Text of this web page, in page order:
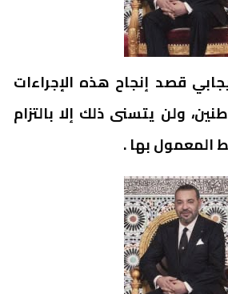
قصد إنجاح هذه الإجراءات
ولن يتسنى ذلك إلا بالتزام
المعمول بها .